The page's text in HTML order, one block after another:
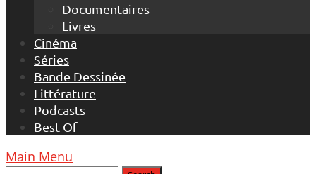
Documentaires
Livres
Cinéma
Séries
Bande Dessinée
Littérature
Podcasts
Best-Of
Main Menu